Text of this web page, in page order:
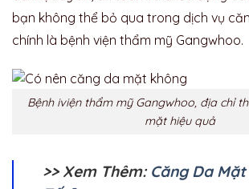
bạn không thể bỏ qua trong dịch vụ
chính là bệnh viện thẩm mỹ Gangwhoo.
Bệnh iviện thẩm mỹ Gangwhoo, địa chỉ
mặt hiệu quả
>> Xem Thêm: Căng Da